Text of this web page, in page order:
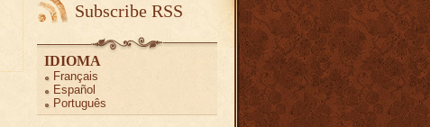
Subscribe RSS
IDIOMA
Français
Español
Português